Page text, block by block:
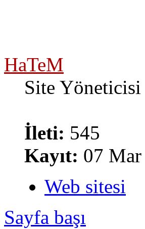
HaTeM
Site Yöneticisi
İleti: 545
Kayıt: 07
Web sitesi
Sayfa başı